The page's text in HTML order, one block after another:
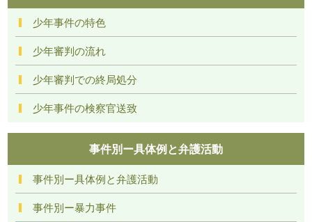
少年事件の特色
少年審判の流れ
少年審判での終局処分
少年事件の検察官送致
事件別ー具体例と弁護活動
事件別ー具体例と弁護活動
事件別ー暴力事件